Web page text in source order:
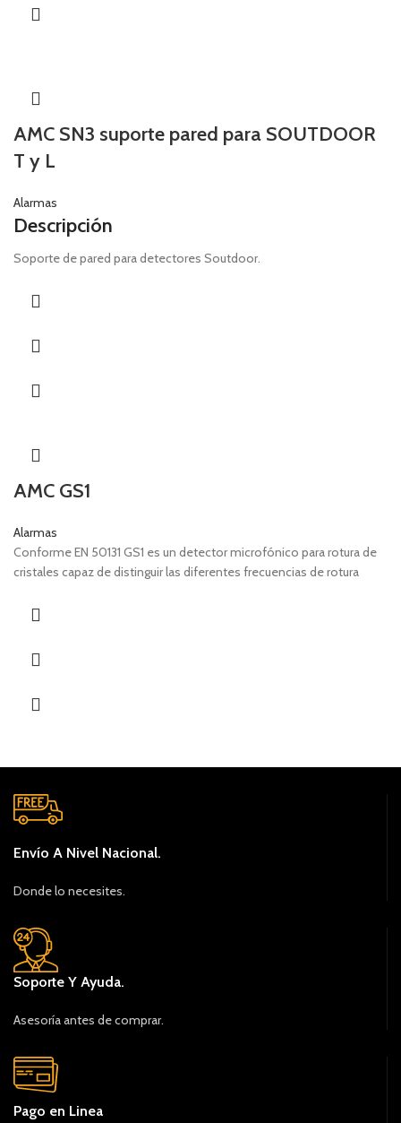
AMC SN3 suporte pared para SOUTDOOR
T y L
Alarmas
Descripción
Soporte de pared para detectores Soutdoor.
AMC GS1
Alarmas
Conforme EN 50131 GS1 es un detector microfónico para rotura de
cristales capaz de distinguir las diferentes frecuencias de rotura
Envío A Nivel Nacional.
Donde lo necesites.
Soporte Y Ayuda.
Asesoría antes de comprar.
Pago en Linea